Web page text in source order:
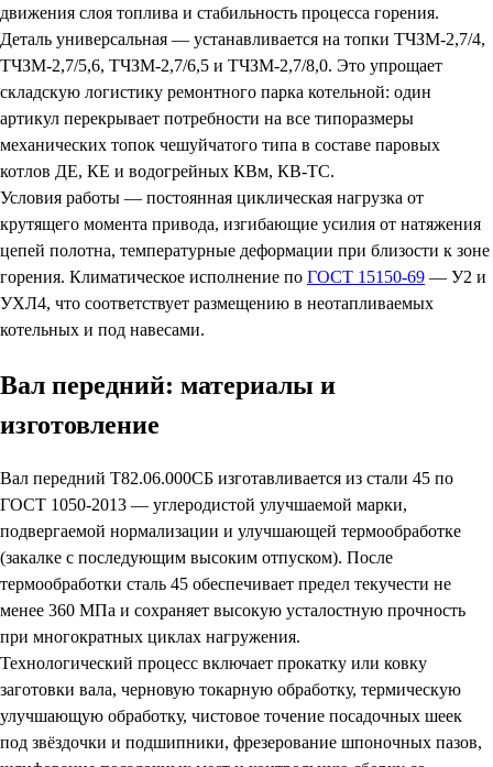
движения слоя топлива и стабильность процесса горения.
Деталь универсальная — устанавливается на топки ТЧЗМ-2,7/4,
ТЧЗМ-2,7/5,6, ТЧЗМ-2,7/6,5 и ТЧЗМ-2,7/8,0. Это упрощает
складскую логистику ремонтного парка котельной: один
артикул перекрывает потребности на все типоразмеры
механических топок чешуйчатого типа в составе паровых
котлов ДЕ, КЕ и водогрейных КВм, КВ-ТС.
Условия работы — постоянная циклическая нагрузка от
крутящего момента привода, изгибающие усилия от натяжения
цепей полотна, температурные деформации при близости к зоне
горения. Климатическое исполнение по ГОСТ 15150-69 — У2 и
УХЛ4, что соответствует размещению в неотапливаемых
котельных и под навесами.
Вал передний: материалы и
изготовление
Вал передний Т82.06.000СБ изготавливается из стали 45 по
ГОСТ 1050-2013 — углеродистой улучшаемой марки,
подвергаемой нормализации и улучшающей термообработке
(закалке с последующим высоким отпуском). После
термообработки сталь 45 обеспечивает предел текучести не
менее 360 МПа и сохраняет высокую усталостную прочность
при многократных циклах нагружения.
Технологический процесс включает прокатку или ковку
заготовки вала, черновую токарную обработку, термическую
улучшающую обработку, чистовое точение посадочных шеек
под звёздочки и подшипники, фрезерование шпоночных пазов,